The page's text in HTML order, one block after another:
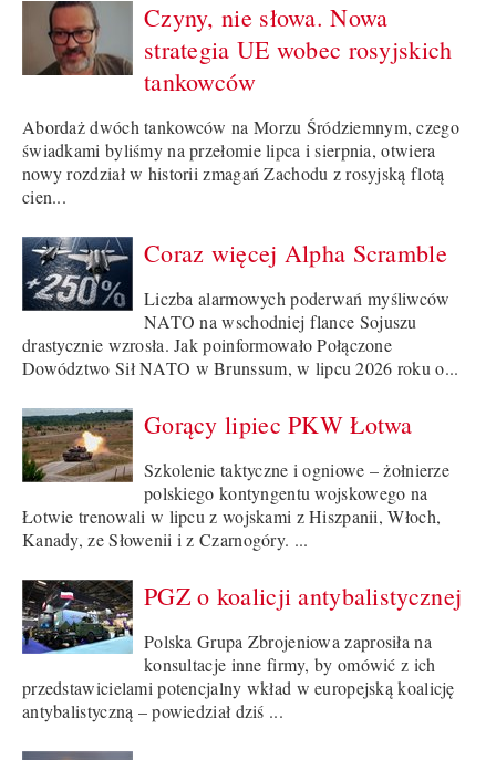
Czyny, nie słowa. Nowa
strategia UE wobec rosyjskich
tankowców
Abordaż dwóch tankowców na Morzu Śródziemnym, czego
świadkami byliśmy na przełomie lipca i sierpnia, otwiera
nowy rozdział w historii zmagań Zachodu z rosyjską flotą
cien...
Coraz więcej Alpha Scramble
Liczba alarmowych poderwań myśliwców
NATO na wschodniej flance Sojuszu
drastycznie wzrosła. Jak poinformowało Połączone
Dowództwo Sił NATO w Brunssum, w lipcu 2026 roku o...
Gorący lipiec PKW Łotwa
Szkolenie taktyczne i ogniowe – żołnierze
polskiego kontyngentu wojskowego na
Łotwie trenowali w lipcu z wojskami z Hiszpanii, Włoch,
Kanady, ze Słowenii i z Czarnogóry. ...
PGZ o koalicji antybalistycznej
Polska Grupa Zbrojeniowa zaprosiła na
konsultacje inne firmy, by omówić z ich
przedstawicielami potencjalny wkład w europejską koalicję
antybalistyczną – powiedział dziś ...